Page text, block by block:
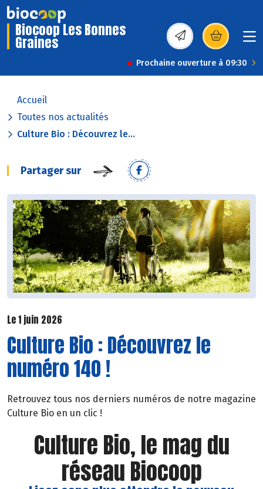
Biocoop Les Bonnes
Graines (s’ouvre dans une
Prochaine ouverture à 09:30
Accueil
Toutes nos actualités
Culture Bio : Découvrez le...
Partager sur
Le 1 juin 2026
Culture Bio : Découvrez le
numéro 140 !
Retrouvez tous nos derniers numéros de notre magazine
Culture Bio en un clic !
Culture Bio, le mag du
réseau Biocoop